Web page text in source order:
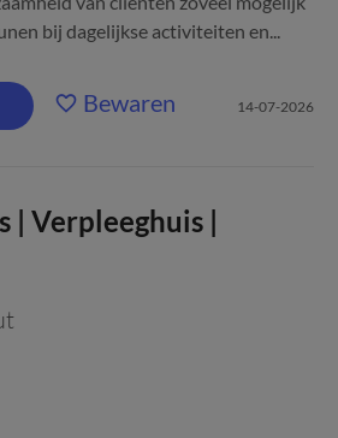
bij dagelijkse activiteiten en...
Bewaren 14-07-2026
| Verpleeghuis |